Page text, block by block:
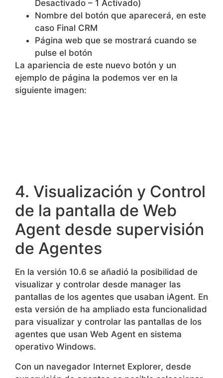
Desactivado – 1 Activado)
Nombre del botón que aparecerá, en este
caso Final CRM
Página web que se mostrará cuando se
pulse el botón
La apariencia de este nuevo botón y un
ejemplo de página la podemos ver en la
siguiente imagen:
4. Visualización y Control
de la pantalla de Web
Agent desde supervisión
de Agentes
En la versión 10.6 se añadió la posibilidad de
visualizar y controlar desde manager las
pantallas de los agentes que usaban iAgent. En
esta versión de ha ampliado esta funcionalidad
para visualizar y controlar las pantallas de los
agentes que usan Web Agent en sistema
operativo Windows.
Con un navegador Internet Explorer, desde